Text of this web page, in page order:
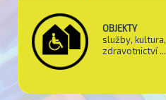
OBJEKTY
služby, kultura,
zdravotnictví ...